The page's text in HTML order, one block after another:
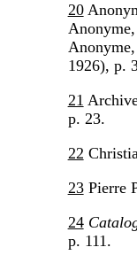
20
1926), p.
21
p. 23.
22
23Pierre
24
p. 111.